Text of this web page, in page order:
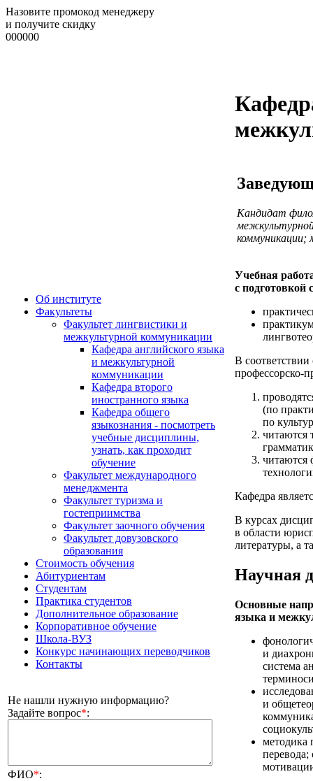
Назовите промокод менеджеру
и получите скидку
000000
Об институте
Факультеты
Факультет лингвистики и
межкультурной коммуникации
Кафедра английского языка
и межкультурной
коммуникации
Кафедра второго
иностранного языка
Кафедра общего
языкознания - посмотреть
учебные дисциплины,
узнать, как проходит
обучение
Факультет международного
менеджмента
Факультет туризма и
гостеприимства
Факультет заочного обучения
Факультет довузовского
образования
Стоимость обучения
Абитуриентам
Студентам
Практика студентов
Дополнительное образование
Корпоративное обучение
Школа-ВУЗ
Конкурс начинающих переводчиков
Контакты
Не нашли нужную информацию?
Задайте вопрос*:
ФИО*:
Кандидат
коммуникации;
Учебная
с подготовкой
В
профессорско-
(по
по
читаются
читаются
Кафедра
В курсах
в области
литературы, а
Научная
Основные
языка и
и
система
и
методика